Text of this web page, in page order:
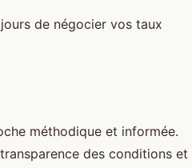
de négocier vos taux
méthodique et informée.
des conditions et